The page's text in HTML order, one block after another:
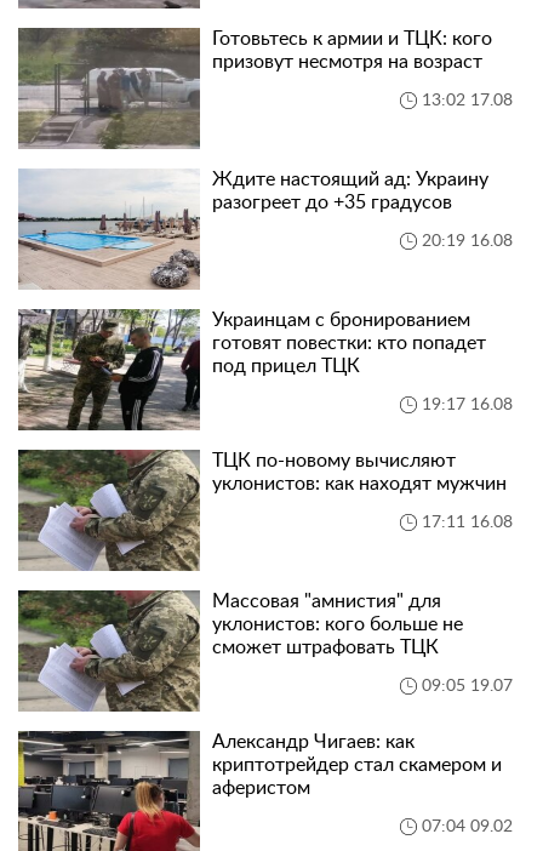
Готовьтесь к армии и ТЦК: кого
призовут несмотря на возраст
13:02 17.08
Ждите настоящий ад: Украину
разогреет до +35 градусов
20:19 16.08
Украинцам с бронированием
готовят повестки: кто попадет
под прицел ТЦК
19:17 16.08
ТЦК по-новому вычисляют
уклонистов: как находят мужчин
17:11 16.08
Массовая "амнистия" для
уклонистов: кого больше не
сможет штрафовать ТЦК
09:05 19.07
Александр Чигаев: как
криптотрейдер стал скамером и
аферистом
07:04 09.02